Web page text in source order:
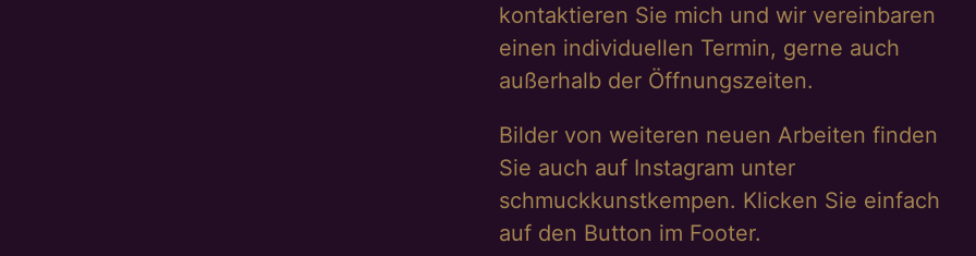
kontaktieren Sie mich und wir vereinbaren
einen individuellen Termin, gerne auch
außerhalb der Öffnungszeiten.
Bilder von weiteren neuen Arbeiten finden
Sie auch auf Instagram unter
schmuckkunstkempen. Klicken Sie einfach
auf den Button im Footer.